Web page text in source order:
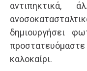
αντιπηκτικά,
δημιουργήσει
καλοκαίρι.